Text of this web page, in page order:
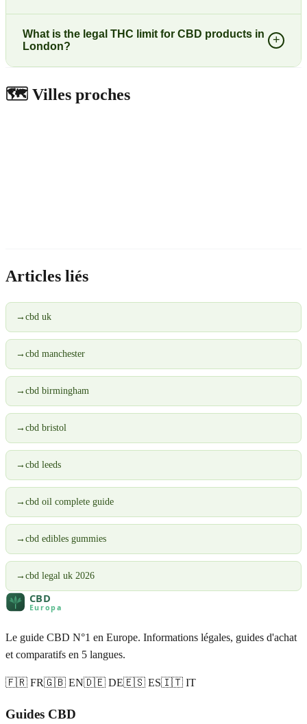
What is the legal THC limit for CBD products in
London?
+
🗺️ Villes proches
Articles liés
→ cbd uk
→ cbd manchester
→ cbd birmingham
→ cbd bristol
→ cbd leeds
→ cbd oil complete guide
→ cbd edibles gummies
→ cbd legal uk 2026
Le guide CBD N°1 en Europe. Informations légales, guides d'achat
et comparatifs en 5 langues.
🇫🇷 FR🇬🇧 EN🇩🇪 DE🇪🇸 ES🇮🇹 IT
Guides CBD